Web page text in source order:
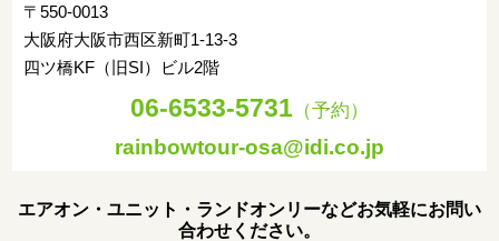
〒550-0013
大阪府大阪市西区新町1-13-3
四ツ橋KF（旧SI）ビル2階
06-6533-5731 （予約）
rainbowtour-osa@idi.co.jp
エアオン・ユニット・ランドオンリーなどお気軽にお問い
合わせください。